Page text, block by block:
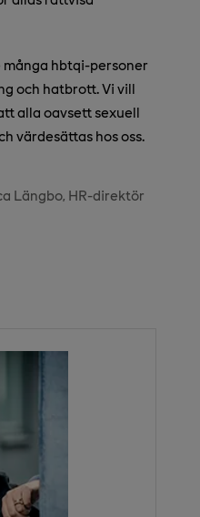
hbtqi-personer
och hatbrott. Vi vill
alla oavsett sexuell
värdesättas hos oss.
Längbo, HR-direktör